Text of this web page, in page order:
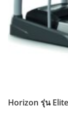
Horizon รุ่น